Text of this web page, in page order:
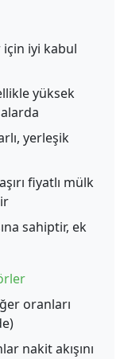
için iyi kabul
yüksek
yerleşik
fiyatlı mülk
sahiptir, ek
oranları
nakit akışını